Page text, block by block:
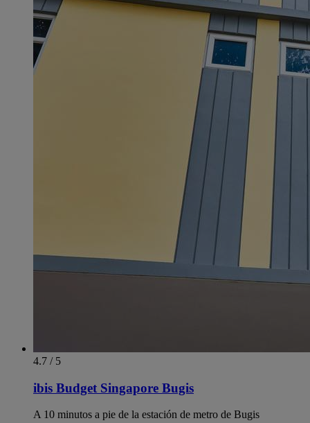
4.7 / 5
ibis Budget Singapore Bugis
A 10 minutos a pie de la estación de metro de Bugis